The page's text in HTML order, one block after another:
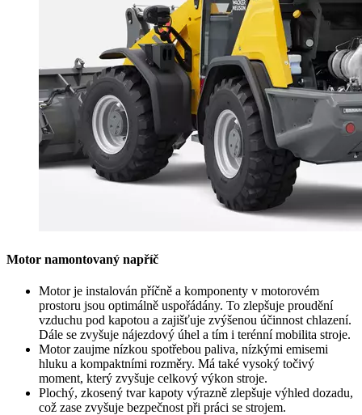
Motor namontovaný napříč
Motor je instalován příčně a komponenty v motorovém
prostoru jsou optimálně uspořádány. To zlepšuje proudění
vzduchu pod kapotou a zajišťuje zvýšenou účinnost chlazení.
Dále se zvyšuje nájezdový úhel a tím i terénní mobilita stroje.
Motor zaujme nízkou spotřebou paliva, nízkými emisemi
hluku a kompaktními rozměry. Má také vysoký točivý
moment, který zvyšuje celkový výkon stroje.
Plochý, zkosený tvar kapoty výrazně zlepšuje výhled dozadu,
což zase zvyšuje bezpečnost při práci se strojem.